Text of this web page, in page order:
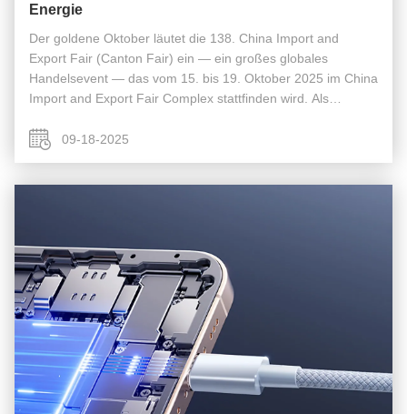
Energie
Der goldene Oktober läutet die 138. China Import and
Export Fair (Canton Fair) ein — ein großes globales
Handelsevent — das vom 15. bis 19. Oktober 2025 im China
Import and Export Fair Complex stattfinden wird. Als
lädt Guihang New Energy ...
09-18-2025